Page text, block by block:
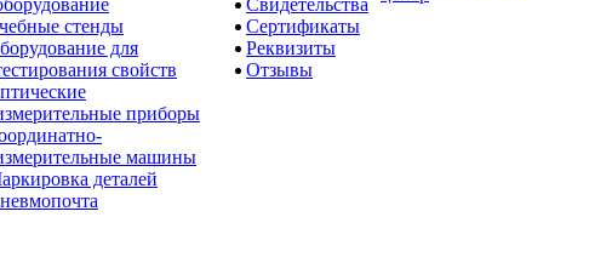
стенды
для
свойств
приборы
машины
деталей
Свидетельства
Сертификаты
Реквизиты
Отзывы